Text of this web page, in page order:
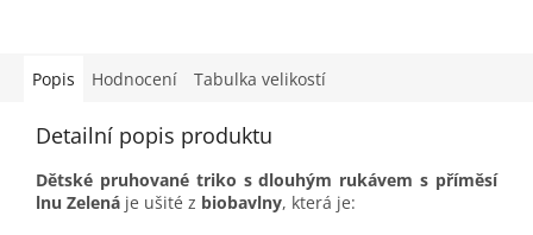
Popis Hodnocení Tabulka velikostí
Detailní popis produktu
Dětské pruhované triko s dlouhým rukávem s příměsí
lnu Zelená je ušité z biobavlny, která je: